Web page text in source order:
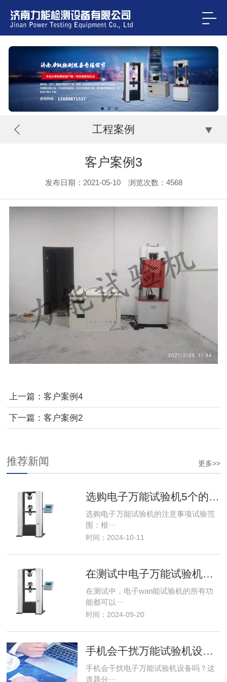
工程案例
客户案例3
发布日期：2021-05-10 浏览次数： 4568
上一篇： 客户案例4
下一篇： 客户案例2
更多>>
推荐新闻
选购电子万能试验机5个的注意事项
选购电子万能试验机的注意事项试验范
围：根···
时间：2024-10-11
在测试中电子万能试验机功能使用
在测试中，电子wan能试验机的所有功
能都可以···
时间：2024-09-20
手机会干扰万能试验机设备吗
手机会干扰电子万能试验机设备吗？这
道题分···